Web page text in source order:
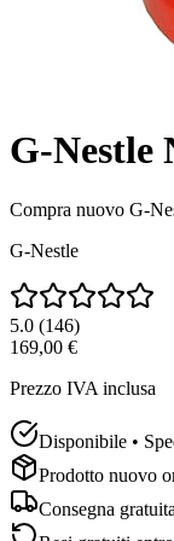
G-Nestle
Compra nuovo G-
G-Nestle
5.0 (146)
169,00 €
Prezzo IVA inclusa
Disponibile •
Prodotto nuovo
Consegna